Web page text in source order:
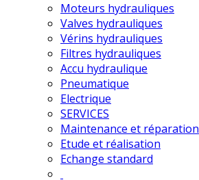
Moteurs hydrauliques
Valves hydrauliques
Vérins hydrauliques
Filtres hydrauliques
Accu hydraulique
Pneumatique
Electrique
SERVICES
Maintenance et réparation
Etude et réalisation
Echange standard